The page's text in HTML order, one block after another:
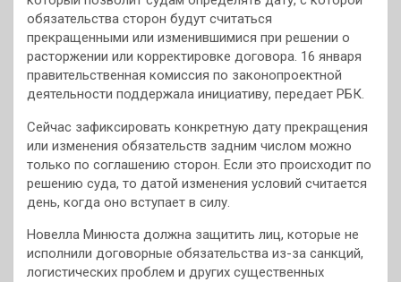
обязательства сторон будут считаться
прекращенными или изменившимися при решении о
расторжении или корректировке договора. 16 января
правительственная комиссия по законопроектной
деятельности поддержала инициативу, передает РБК.
Сейчас зафиксировать конкретную дату прекращения
или изменения обязательств задним числом можно
только по соглашению сторон. Если это происходит по
решению суда, то датой изменения условий считается
день, когда оно вступает в силу.
Новелла Минюста должна защитить лиц, которые не
исполнили договорные обязательства из-за санкций,
логистических проблем и других существенных